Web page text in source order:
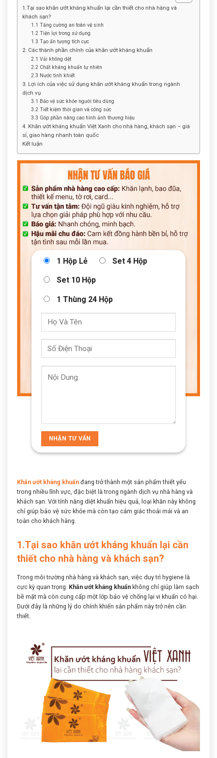
1.Tại sao khăn ướt kháng khuẩn lại cần thiết cho nhà hàng và
khách sạn?
1.1 Tăng cường an toàn vệ sinh
1.2 Tiện lợi trong sử dụng
1.3 Tạo ấn tượng tích cực
2. Các thành phần chính của khăn ướt kháng khuẩn
2.1 Vải không dệt
2.2 Chất kháng khuẩn tự nhiên
2.3 Nước tinh khiết
3. Lợi ích của việc sử dụng khăn ướt kháng khuẩn trong ngành
dịch vụ
3.1 Bảo vệ sức khỏe người tiêu dùng
3.2 Tiết kiệm thời gian và công sức
3.3 Góp phần nâng cao hình ảnh thương hiệu
4. Khăn ướt kháng khuẩn Việt Xanh cho nhà hàng, khách sạn – giá
sỉ, giao hàng nhanh toàn quốc
Kết luận
1 Hộp Lẻ Set 4 Hộp
Set 10 Hộp
1 Thùng 24 Hộp
Khăn ướt kháng khuẩn đang trở thành một sản phẩm thiết yếu
trong nhiều lĩnh vực, đặc biệt là trong ngành dịch vụ nhà hàng và
khách sạn. Với tính năng diệt khuẩn hiệu quả, loại khăn này không
chỉ giúp bảo vệ sức khỏe mà còn tạo cảm giác thoải mái và an
toàn cho khách hàng.
1.Tại sao khăn ướt kháng khuẩn lại cần
thiết cho nhà hàng và khách sạn?
Trong môi trường nhà hàng và khách sạn, việc duy trì hygiene là
cực kỳ quan trọng. Khăn ướt kháng khuẩn không chỉ giúp làm sạch
bề mặt mà còn cung cấp một lớp bảo vệ chống lại vi khuẩn có hại.
Dưới đây là những lý do chính khiến sản phẩm này trở nên cần
thiết.